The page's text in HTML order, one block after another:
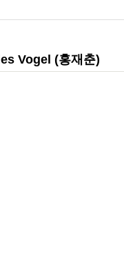
Vogel (홍재춘)